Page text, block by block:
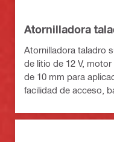
Atornilladora
Atornilladora taladro
de litio de 12 V,
de 10 mm para
facilidad de acceso,